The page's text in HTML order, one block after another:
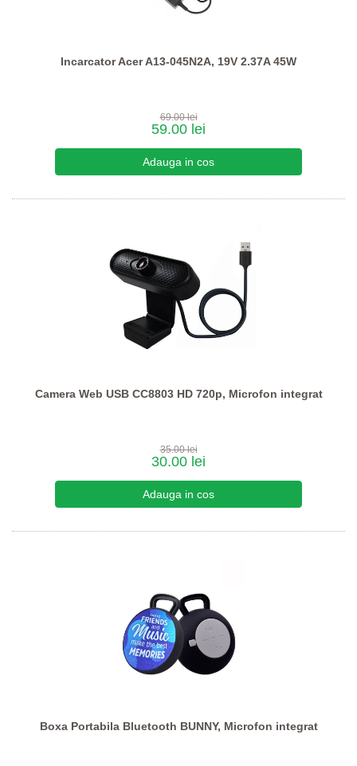
Incarcator Acer A13-045N2A, 19V 2.37A 45W
69.00 lei
59.00 lei
Camera Web USB CC8803 HD 720p, Microfon integrat
35.00 lei
30.00 lei
Boxa Portabila Bluetooth BUNNY, Microfon integrat